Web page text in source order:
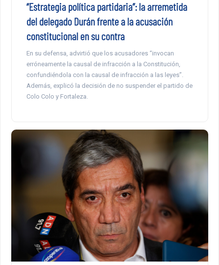
“Estrategia política partidaria”: la arremetida
del delegado Durán frente a la acusación
constitucional en su contra
En su defensa, advirtió que los acusadores “invocan
erróneamente la causal de infracción a la Constitución,
confundiéndola con la causal de infracción a las leyes”.
Además, explicó la decisión de no suspender el partido de
Colo Colo y Fortaleza.